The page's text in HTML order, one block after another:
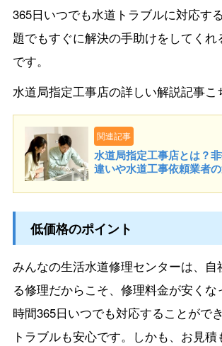
365日いつでも水道トラブルに対応す
題でもすぐに解決の手助けをしてくれ
です。
水道局指定工事店の詳しい解説記事こ
関連記事
水道局指定工事店とは？
違いや水道工事依頼業者
低価格のポイント
みんなの生活水道修理センターは、自
る修理だからこそ、修理料金が安くな
時間365日いつでも対応することがで
トラブルも安心です。しかも、お見